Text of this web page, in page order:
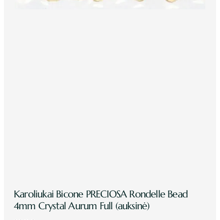
Karoliukai Bicone PRECIOSA Rondelle Bead
4mm Crystal Aurum Full (auksinė)